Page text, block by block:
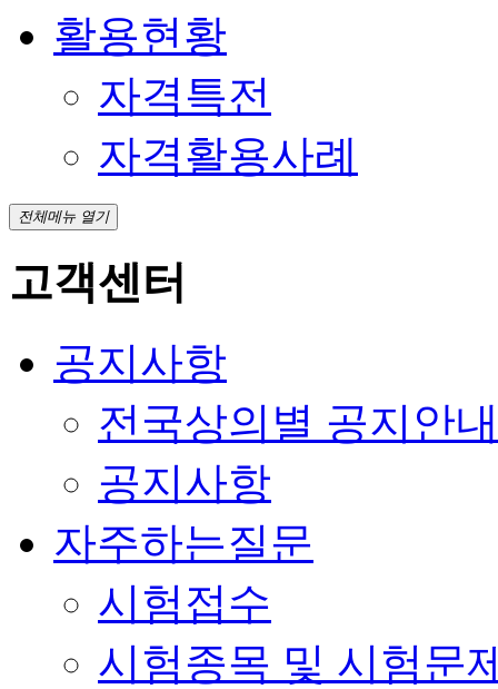
활용현황
자격특전
자격활용사례
전체메뉴 열기
고객센터
공지사항
전국상의별 공지안내
공지사항
자주하는질문
시험접수
시험종목 및 시험문